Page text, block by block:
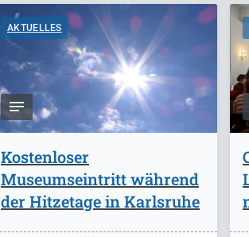
AKTUELLES
Kostenloser
Museumseintritt während
der Hitzetage in Karlsruhe